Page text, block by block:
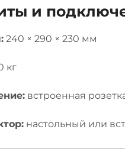
и
240 × 290 × 230 мм
кг
встроенная
настольный или